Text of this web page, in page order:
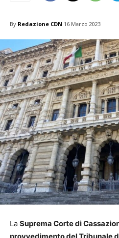
By Redazione CDN 16 Marzo 2023
La Suprema Corte di